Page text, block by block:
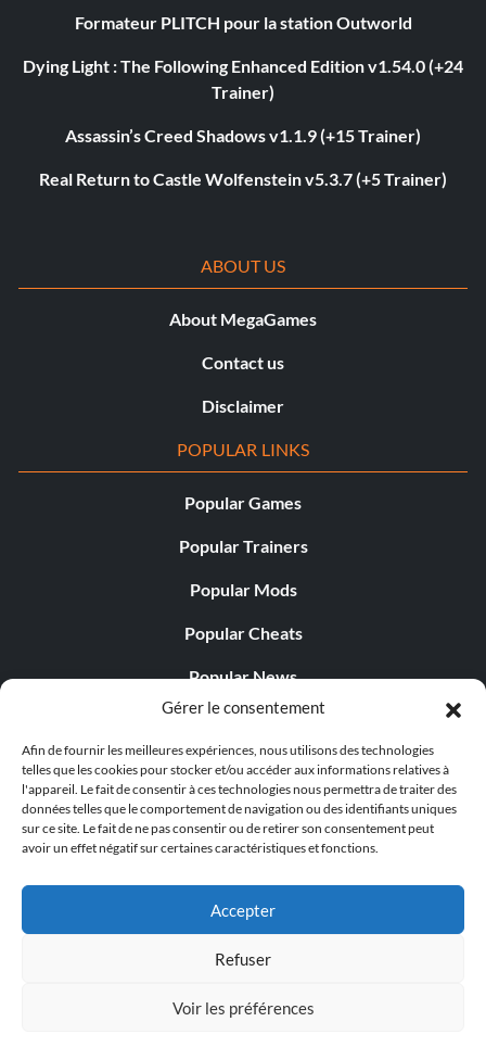
Gérer le consentement
Afin de fournir les meilleures expériences, nous utilisons des technologies
telles que les cookies pour stocker et/ou accéder aux informations relatives à
l'appareil. Le fait de consentir à ces technologies nous permettra de traiter des
données telles que le comportement de navigation ou des identifiants uniques
sur ce site. Le fait de ne pas consentir ou de retirer son consentement peut
avoir un effet négatif sur certaines caractéristiques et fonctions.
Accepter
Refuser
Voir les préférences
Formateur PLITCH pour la station Outworld
Dying Light : The Following Enhanced Edition v1.54.0 (+24
Trainer)
Assassin’s Creed Shadows v1.1.9 (+15 Trainer)
Real Return to Castle Wolfenstein v5.3.7 (+5 Trainer)
ABOUT US
About MegaGames
Contact us
Disclaimer
POPULAR LINKS
Popular Games
Popular Trainers
Popular Mods
Popular Cheats
Popular News
Popular Editorials
Popular Free Games
LATEST UPDATES